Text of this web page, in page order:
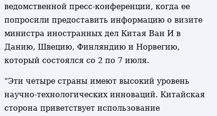
ведомственной пресс-конференции, когда ее
попросили предоставить информацию о визите
министра иностранных дел Китая Ван И в
Данию, Швецию, Финляндию и Норвегию,
который состоялся со 2 по 7 июля.
"Эти четыре страны имеют высокий уровень
научно-технологических инноваций. Китайская
сторона приветствует использование